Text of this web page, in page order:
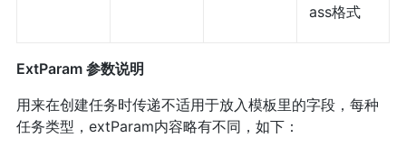
ass格式
ExtParam 参数说明
用来在创建任务时传递不适用于放入模板里的字段，每种
任务类型，extParam内容略有不同，如下：